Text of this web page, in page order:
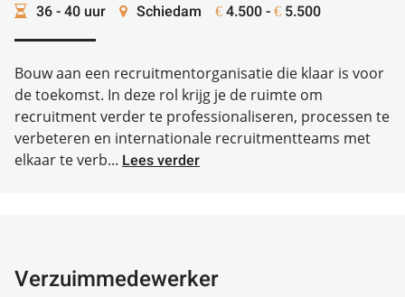
36 - 40 uur Schiedam € 4.500 - € 5.500
Bouw aan een recruitmentorganisatie die klaar is voor
de toekomst. In deze rol krijg je de ruimte om
recruitment verder te professionaliseren, processen te
verbeteren en internationale recruitmentteams met
elkaar te verb... Lees verder
Verzuimmedewerker